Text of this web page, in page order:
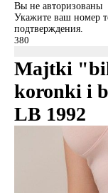
Вы не авторизованы
Укажите ваш номер
подтверждения.
Majtki
koronki i
LB 1992